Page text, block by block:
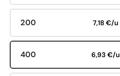
200 7,18 €/u
400 6,93 €/u